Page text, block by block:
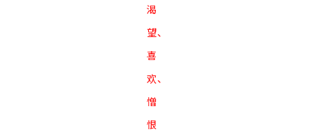
渴
望、
喜
欢、
憎
恨